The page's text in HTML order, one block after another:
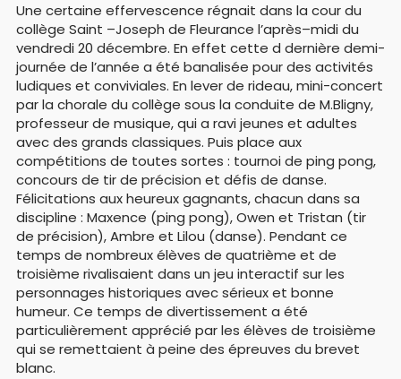
Une certaine effervescence régnait dans la cour du
collège Saint –Joseph de Fleurance l’après–midi du
vendredi 20 décembre. En effet cette d dernière demi-
journée de l’année a été banalisée pour des activités
ludiques et conviviales. En lever de rideau, mini-concert
par la chorale du collège sous la conduite de M.Bligny,
professeur de musique, qui a ravi jeunes et adultes
avec des grands classiques. Puis place aux
compétitions de toutes sortes : tournoi de ping pong,
concours de tir de précision et défis de danse.
Félicitations aux heureux gagnants, chacun dans sa
discipline : Maxence (ping pong), Owen et Tristan (tir
de précision), Ambre et Lilou (danse). Pendant ce
temps de nombreux élèves de quatrième et de
troisième rivalisaient dans un jeu interactif sur les
personnages historiques avec sérieux et bonne
humeur. Ce temps de divertissement a été
particulièrement apprécié par les élèves de troisième
qui se remettaient à peine des épreuves du brevet
blanc.